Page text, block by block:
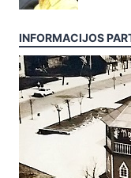
INFORMACIJOS